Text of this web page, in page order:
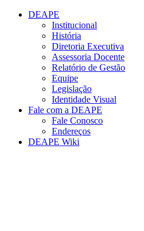
Conteúdo principal
DEAPE
Institucional
História
Diretoria Executiva
Assessoria Docente
Relatório de Gestão
Equipe
Legislação
Identidade Visual
Fale com a DEAPE
Fale Conosco
Endereços
DEAPE Wiki